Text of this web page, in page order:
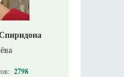
2798